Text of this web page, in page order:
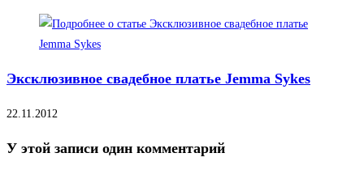
Эксклюзивное свадебное платье Jemma Sykes
22.11.2012
У этой записи один комментарий